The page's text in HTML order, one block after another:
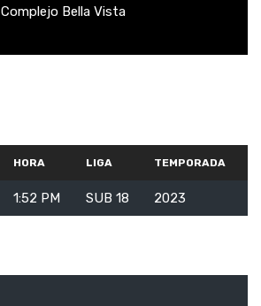
Complejo Bella Vista
HORA LIGA TEMPORADA
1:52 PM SUB 18 2023